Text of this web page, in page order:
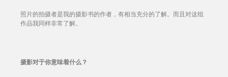
照片的拍摄者是我的摄影书的作者，有相当充分的了解。而且对这组
作品我同样非常了解。
摄影对于你意味着什么？